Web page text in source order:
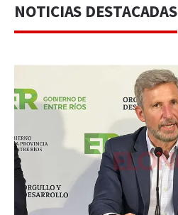
NOTICIAS DESTACADAS